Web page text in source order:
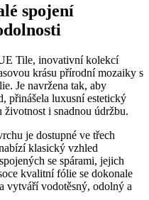
spojení
Tile, inovativní kolekcí
krásu přírodní mozaiky s
Je navržena tak, aby
přinášela luxusní estetický
i snadnou údržbu.
je dostupné ve třech
klasický vzhled
se spárami, jejich
kvalitní fólie se dokonale
vytváří vodotěsný, odolný a